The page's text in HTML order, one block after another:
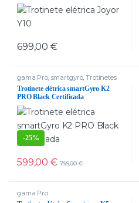
699,00€
gama Pro, smartgyro,Trotinetes
delivery
Trotinete elétrica smartGyro K2
PRO Black Certificada
-25%
599,00€ 799,00€
gama Pro